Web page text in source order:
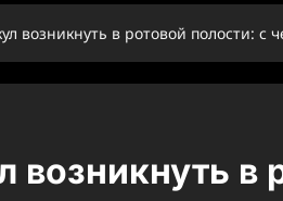
возникнуть в ротовой полости: с
в